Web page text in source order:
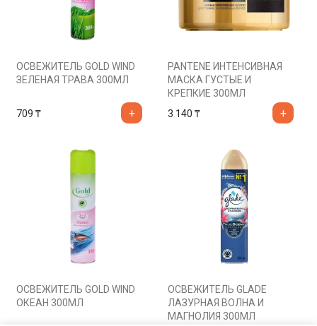
ОСВЕЖИТЕЛЬ GOLD WIND
ЗЕЛЕНАЯ ТРАВА 300МЛ
709 ₸
PANTENE ИНТЕНСИВНАЯ
МАСКА ГУСТЫЕ И
КРЕПКИЕ 300МЛ
3 140 ₸
ОСВЕЖИТЕЛЬ GOLD WIND
ОКЕАН 300МЛ
ОСВЕЖИТЕЛЬ GLADE
ЛАЗУРНАЯ ВОЛНА И
МАГНОЛИЯ 300МЛ